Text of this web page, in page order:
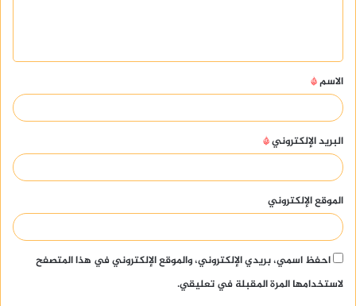
ق
*
الاسم*
البريد الإلكتروني*
الموقع الإلكتروني
احفظ اسمي، بريدي الإلكتروني، والموقع الإلكتروني في هذا المتصفح
لاستخدامها المرة المقبلة في تعليقي.